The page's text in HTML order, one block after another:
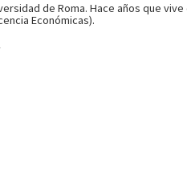
de Roma. Hace años que
Económicas).